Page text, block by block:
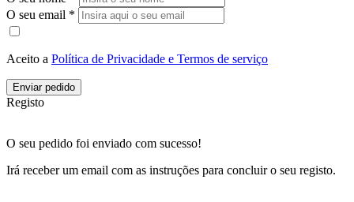
O seu email *
Aceito a Política de Privacidade e Termos de serviço
Enviar pedido
Registo
O seu pedido foi enviado com sucesso!
Irá receber um email com as instruções para concluir o seu registo.